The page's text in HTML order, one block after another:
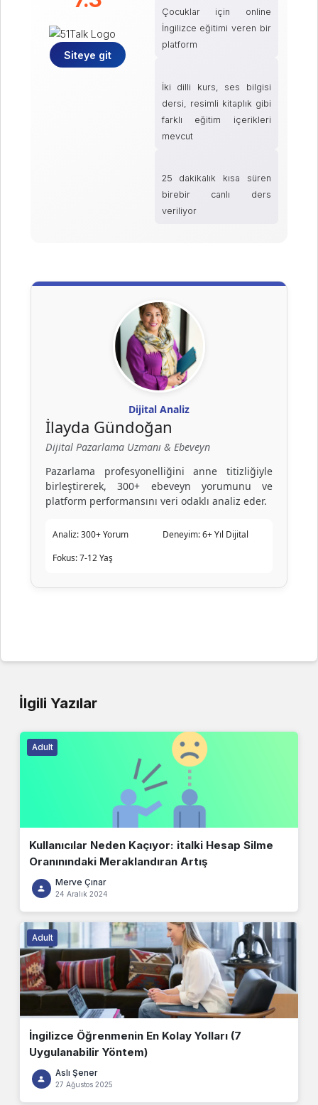
Siteye git
Çocuklar için online
İngilizce eğitimi veren bir
platform
İki dilli kurs, ses bilgisi
dersi, resimli kitaplık gibi
farklı eğitim içerikleri
mevcut
25 dakikalık kısa süren
birebir canlı ders
veriliyor
Dijital Analiz
İlayda Gündoğan
Dijital Pazarlama Uzmanı & Ebeveyn
Pazarlama profesyonelliğini anne titizliğiyle
birleştirerek, 300+ ebeveyn yorumunu ve
platform performansını veri odaklı analiz eder.
Analiz:300+ Yorum Deneyim:6+ Yıl Dijital
Fokus:7-12 Yaş
İlgili Yazılar
Adult
Kullanıcılar Neden Kaçıyor: italki Hesap Silme
Oranınındaki Meraklandıran Artış
Merve Çınar
24 Aralık 2024
Adult
İngilizce Öğrenmenin En Kolay Yolları (7
Uygulanabilir Yöntem)
Aslı Şener
27 Ağustos 2025